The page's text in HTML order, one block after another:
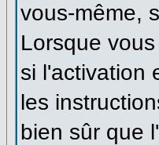
vous-même,
Lorsque
si l'activation
les
bien sûr que